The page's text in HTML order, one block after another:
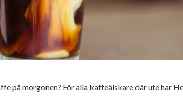
på morgonen? För alla kaffeälskare där ute har